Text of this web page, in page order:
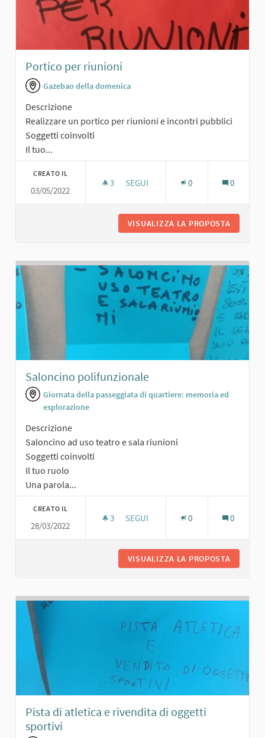
Portico per riunioni
Gazebao della domenica
Descrizione
Realizzare un portico per riunioni e incontri pubblici
Soggetti coinvolti
Il tuo...
CREATO IL
03/05/2022
3 3 SOSTENITORI
SEGUI 0 0
VISUALIZZA LA PROPOSTA
Saloncino polifunzionale
Giornata della passeggiata di quartiere: memoria ed
esplorazione
Descrizione
Saloncino ad uso teatro e sala riunioni
Soggetti coinvolti
Il tuo ruolo
Una parola...
CREATO IL
28/03/2022
3 3 SOSTENITORI
SEGUI 0 0
VISUALIZZA LA PROPOSTA
Pista di atletica e rivendita di oggetti
sportivi